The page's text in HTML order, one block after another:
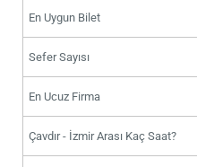
En Uygun Bilet
Sefer Sayısı
En Ucuz Firma
Çavdır - İzmir Arası Kaç Saat?